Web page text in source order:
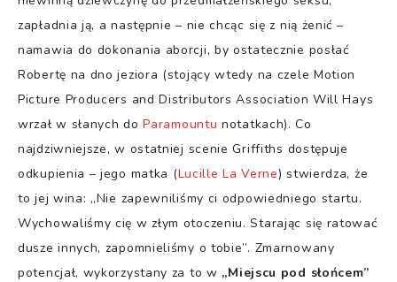
zapładnia ją, a następnie – nie chcąc się z nią żenić –
namawia do dokonania aborcji, by ostatecznie posłać
Robertę na dno jeziora (stojący wtedy na czele Motion
Picture Producers and Distributors Association Will Hays
wrzał w słanych doParamountu notatkach). Co
najdziwniejsze, w ostatniej scenie Griffiths dostępuje
odkupienia – jego matka (Lucille La Verne) stwierdza, że
to jej wina: „Nie zapewniliśmy ci odpowiedniego startu.
Wychowaliśmy cię w złym otoczeniu. Starając się ratować
dusze innych, zapomnieliśmy o tobie”. Zmarnowany
potencjał, wykorzystany za to w „Miejscu pod słońcem”